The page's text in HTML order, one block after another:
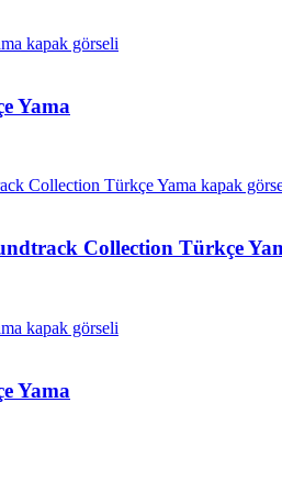
Yama
Collection Türkçe
Yama